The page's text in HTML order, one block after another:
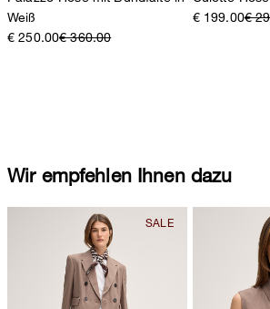
Weiß
€ 250.00€ 360.00
€ 199.00€
Wir empfehlen Ihnen dazu